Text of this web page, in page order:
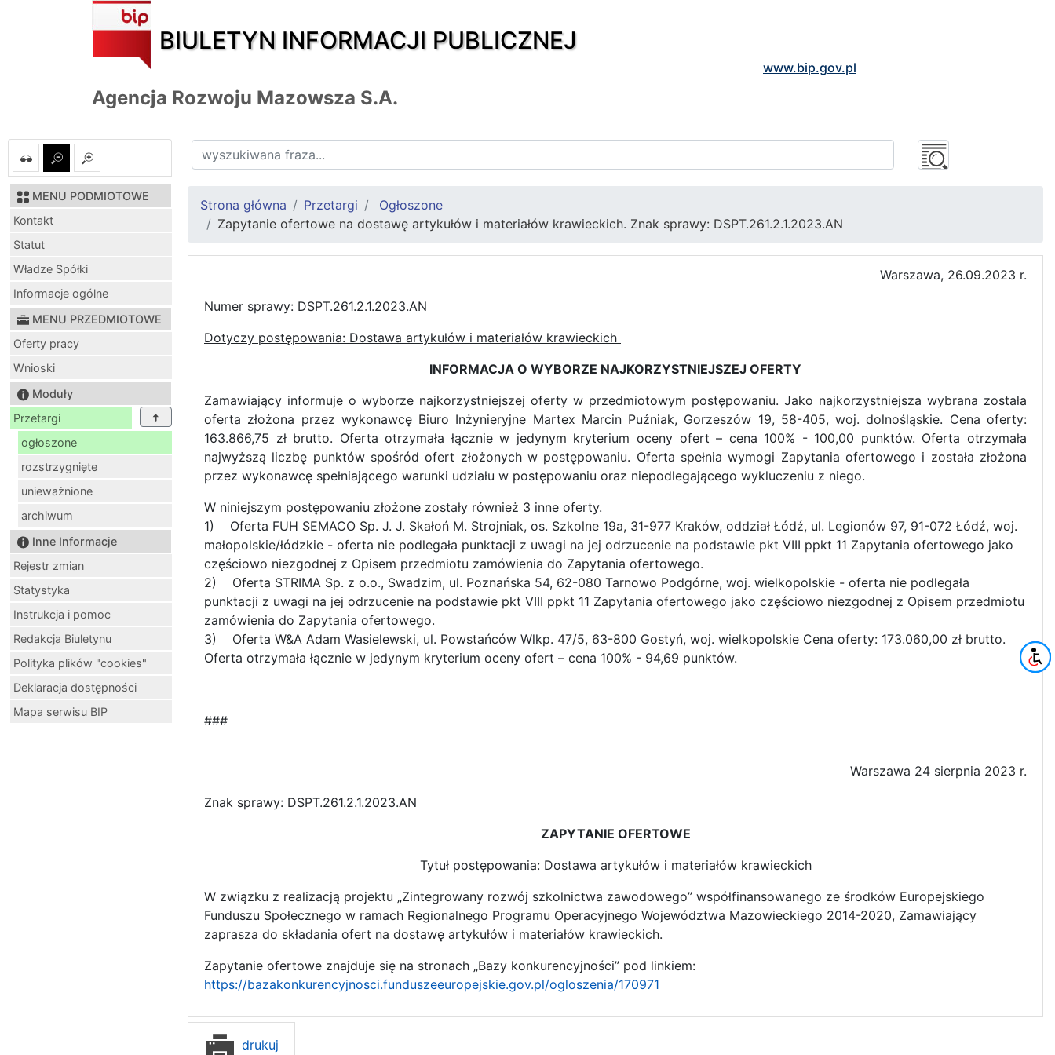
BIULETYN INFORMACJI PUBLICZNEJ
www.bip.gov.pl
Agencja Rozwoju Mazowsza S.A.
MENU PODMIOTOWE
Kontakt
Statut
Władze Spółki
Informacje ogólne
MENU PRZEDMIOTOWE
Oferty pracy
Wnioski
Moduły
Przetargi
ogłoszone
rozstrzygnięte
unieważnione
archiwum
Inne Informacje
Rejestr zmian
Statystyka
Instrukcja i pomoc
Redakcja Biuletynu
Polityka plików "cookies"
Deklaracja dostępności
Mapa serwisu BIP
Strona główna Przetargi
Ogłoszone
Zapytanie ofertowe na dostawę artykułów i materiałów krawieckich. Znak sprawy: DSPT.261.2.1.2023.AN
Warszawa, 26.09.2023 r.
Numer sprawy: DSPT.261.2.1.2023.AN
Dotyczy postępowania: Dostawa artykułów i materiałów krawieckich
INFORMACJA O WYBORZE NAJKORZYSTNIEJSZEJ OFERTY
Zamawiający informuje o wyborze najkorzystniejszej oferty w przedmiotowym postępowaniu. Jako najkorzystniejsza wybrana została
oferta złożona przez wykonawcę Biuro Inżynieryjne Martex Marcin Puźniak, Gorzeszów 19, 58-405, woj. dolnośląskie. Cena oferty:
163.866,75 zł brutto. Oferta otrzymała łącznie w jedynym kryterium oceny ofert – cena 100% - 100,00 punktów. Oferta otrzymała
najwyższą liczbę punktów spośród ofert złożonych w postępowaniu. Oferta spełnia wymogi Zapytania ofertowego i została złożona
przez wykonawcę spełniającego warunki udziału w postępowaniu oraz niepodlegającego wykluczeniu z niego.
W niniejszym postępowaniu złożone zostały również 3 inne oferty.
1) Oferta FUH SEMACO Sp. J. J. Skałoń M. Strojniak, os. Szkolne 19a, 31-977 Kraków, oddział Łódź, ul. Legionów 97, 91-072 Łódź, woj.
małopolskie/łódzkie - oferta nie podlegała punktacji z uwagi na jej odrzucenie na podstawie pkt VIII ppkt 11 Zapytania ofertowego jako
częściowo niezgodnej z Opisem przedmiotu zamówienia do Zapytania ofertowego.
2) Oferta STRIMA Sp. z o.o., Swadzim, ul. Poznańska 54, 62-080 Tarnowo Podgórne, woj. wielkopolskie - oferta nie podlegała
punktacji z uwagi na jej odrzucenie na podstawie pkt VIII ppkt 11 Zapytania ofertowego jako częściowo niezgodnej z Opisem przedmiotu
zamówienia do Zapytania ofertowego.
3) Oferta W&A Adam Wasielewski, ul. Powstańców Wlkp. 47/5, 63-800 Gostyń, woj. wielkopolskie Cena oferty: 173.060,00 zł brutto.
Oferta otrzymała łącznie w jedynym kryterium oceny ofert – cena 100% - 94,69 punktów.
###
Warszawa 24 sierpnia 2023 r.
Znak sprawy: DSPT.261.2.1.2023.AN
ZAPYTANIE OFERTOWE
Tytuł postępowania: Dostawa artykułów i materiałów krawieckich
W związku z realizacją projektu „Zintegrowany rozwój szkolnictwa zawodowego” współfinansowanego ze środków Europejskiego
Funduszu Społecznego w ramach Regionalnego Programu Operacyjnego Województwa Mazowieckiego 2014-2020, Zamawiający
zaprasza do składania ofert na dostawę artykułów i materiałów krawieckich.
Zapytanie ofertowe znajduje się na stronach „Bazy konkurencyjności” pod linkiem:
https://bazakonkurencyjnosci.funduszeeuropejskie.gov.pl/ogloszenia/170971
drukuj